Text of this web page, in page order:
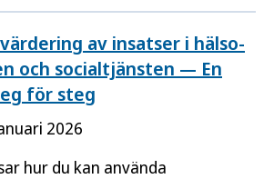
av insatser i hälso-
och socialtjänsten — En
för steg
2026
hur du kan använda